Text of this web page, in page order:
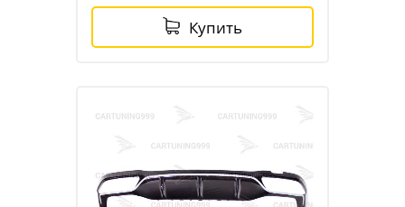
Купить